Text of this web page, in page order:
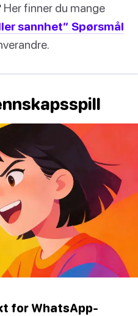
Her finner du mange
sannhet” Spørsmål
for WhatsApp-